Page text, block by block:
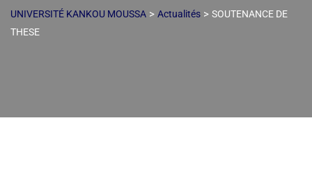
UNIVERSITÉ KANKOU MOUSSA > Actualités > SOUTENANCE DE
THESE